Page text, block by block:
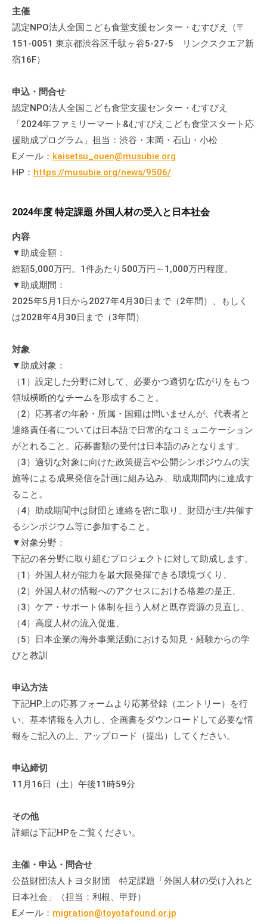
し
・
講
座
、
場
や
機
出
な
ど
を
こ
な
っ
て
い
ま
す
。
場
北
と
ぴ
あ
階
で
す
。
主催
認定NPO法人全国こども食堂支援センター・むすびえ（〒
151-0051 東京都渋谷区千駄ヶ谷5-27-5 リンクスクエア新
宿16F）
申込・問合せ
認定NPO法人全国こども食堂支援センター・むすびえ
「2024年ファミリーマート&むすびえこども食堂スタート応
援助成プログラム」担当：渋谷・末岡・石山・小松
Eメール： kaisetsu_ouen@musubie.org
HP： https://musubie.org/news/9506/
2024年度 特定課題 外国人材の受入と日本社会
内容
▼助成金額：
総額5,000万円。1件あたり500万円～1,000万円程度。
▼助成期間：
2025年5月1日から2027年4月30日まで（2年間）、もしく
は2028年4月30日まで（3年間）
対象
▼助成対象：
（1）設定した分野に対して、必要かつ適切な広がりをもつ
領域横断的なチームを形成すること。
（2）応募者の年齢・所属・国籍は問いませんが、代表者と
連絡責任者については日本語で日常的なコミュニケーション
がとれること。応募書類の受付は日本語のみとなります。
（3）適切な対象に向けた政策提言や公開シンポジウムの実
施等による成果発信を計画に組み込み、助成期間内に達成す
ること。
（4）助成期間中は財団と連絡を密に取り、財団が主/共催す
るシンポジウム等に参加すること。
▼対象分野：
下記の各分野に取り組むプロジェクトに対して助成します。
（1）外国人材が能力を最大限発揮できる環境づくり、
（2）外国人材の情報へのアクセスにおける格差の是正、
（3）ケア・サポート体制を担う人材と既存資源の見直し、
（4）高度人材の流入促進、
（5）日本企業の海外事業活動における知見・経験からの学
びと教訓
申込方法
下記HP上の応募フォームより応募登録（エントリー）を行
い、基本情報を入力し、企画書をダウンロードして必要な情
報をご記入の上、アップロード（提出）してください。
申込締切
11月16日（土）午後11時59分
その他
詳細は下記HPをご覧ください。
主催・申込・問合せ
公益財団法人トヨタ財団 特定課題「外国人材の受け入れと
日本社会」（担当：利根、甲野）
Eメール： migration@toyotafound.or.jp